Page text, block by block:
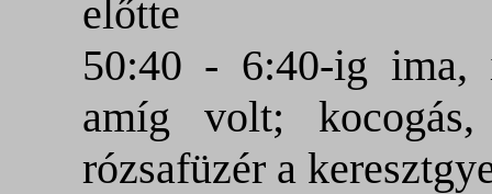
előtte
50:40 - 6:40-ig ima,
amíg volt;
rózsafüzér a